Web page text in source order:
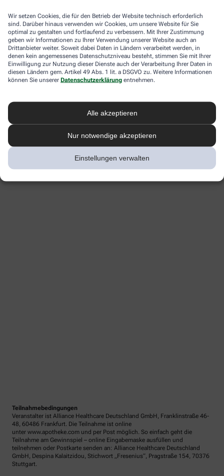
Wir setzen Cookies, die für den Betrieb der Website technisch erforderlich
sind. Darüber hinaus verwenden wir Cookies, um unsere Website für Sie
optimal zu gestalten und fortlaufend zu verbessern. Mit Ihrer Zustimmung
geben wir Informationen zu Ihrer Verwendung unserer Website auch an
Drittanbieter weiter. Soweit dabei Daten in Ländern verarbeitet werden, in
denen kein angemessenes Datenschutzniveau besteht, stimmen Sie mit Ihrer
Einwilligung zur Nutzung dieser Dienste auch der Verarbeitung Ihrer Daten in
diesen Ländern gem. Artikel 49 Abs. 1 lit. a DSGVO zu. Weitere Informationen
können Sie unserer Datenschutzerklärung entnehmen.
Alle akzeptieren
Nur notwendige akzeptieren
Einstellungen verwalten
Teilnahmebedingungen
Veranstalter ist Alliance Healthcare Deutschland GmbH, Franklinstraße 46-
48, 60486 Frankfurt. Die Teilnahme ist online
unter www.apotheke.com und per Post möglich. So einfach geht die
Teilnahme am Gewinnspiel – online Eingabemaske ausfüllen und
teilnehmen oder Postkarte senden an: Alliance Healthcare Deutschland
GmbH, Despina Kalaitzidou, Stichwort „Fresenius“, Pragstraße 154, 70376
Stuttgart.